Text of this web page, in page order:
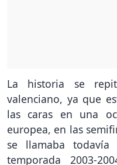
La historia se
valenciano, ya que
las caras en una
europea, en las
se llamaba todavía
temporada 2003-